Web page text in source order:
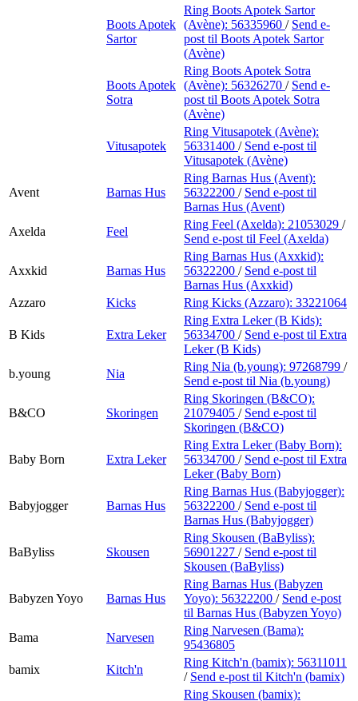
Boots Apotek
Sartor
Ring Boots Apotek Sartor
(Avène): 56335960 / Send e-
post til Boots Apotek Sartor
(Avène)
Boots Apotek
Sotra
Ring Boots Apotek Sotra
(Avène): 56326270 / Send e-
post til Boots Apotek Sotra
(Avène)
Vitusapotek
Ring Vitusapotek (Avène):
56331400 / Send e-post til
Vitusapotek (Avène)
Avent Barnas Hus
Ring Barnas Hus (Avent):
56322200 / Send e-post til
Barnas Hus (Avent)
Axelda
Feel
Ring Feel (Axelda): 21053029 /
Send e-post til Feel (Axelda)
Axxkid Barnas Hus
Ring Barnas Hus (Axxkid):
56322200 / Send e-post til
Barnas Hus (Axxkid)
Azzaro
Kicks Ring Kicks (Azzaro): 33221064
B Kids Extra Leker
Ring Extra Leker (B Kids):
56334700 / Send e-post til Extra
Leker (B Kids)
b.young
Nia
Ring Nia (b.young): 97268799 /
Send e-post til Nia (b.young)
B&CO Skoringen
Ring Skoringen (B&CO):
21079405 / Send e-post til
Skoringen (B&CO)
Baby Born Extra Leker
Ring Extra Leker (Baby Born):
56334700 / Send e-post til Extra
Leker (Baby Born)
Babyjogger Barnas Hus
Ring Barnas Hus (Babyjogger):
56322200 / Send e-post til
Barnas Hus (Babyjogger)
BaByliss Skousen
Ring Skousen (BaByliss):
56901227 / Send e-post til
Skousen (BaByliss)
Babyzen Yoyo Barnas Hus
Ring Barnas Hus (Babyzen
Yoyo): 56322200 / Send e-post
til Barnas Hus (Babyzen Yoyo)
Bama
Narvesen
Ring Narvesen (Bama):
95436805
bamix
Kitch'n
Ring Kitch'n (bamix): 56311011
/ Send e-post til Kitch'n (bamix)
Ring Skousen (bamix):